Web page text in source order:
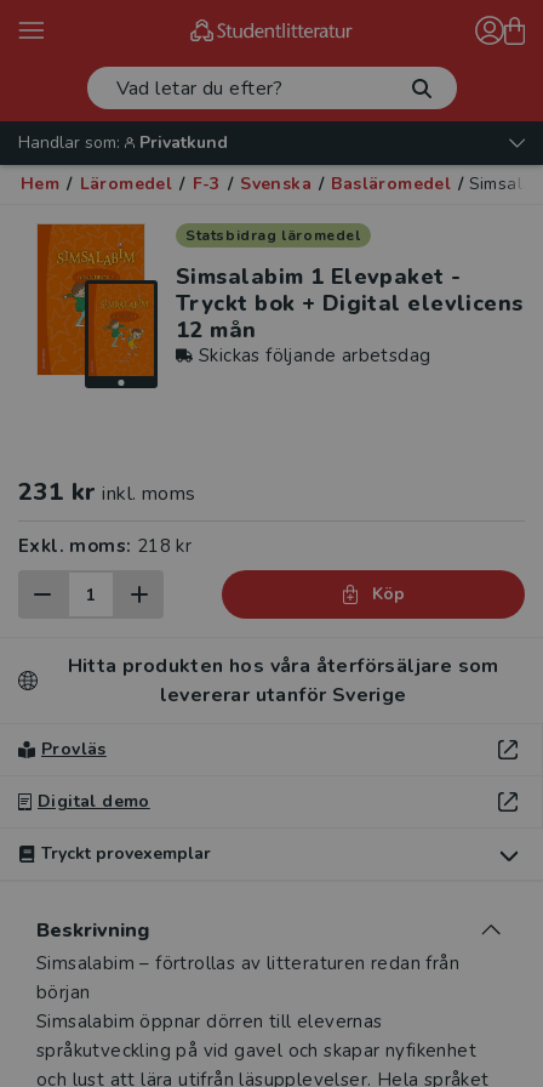
Handlar som:
Privatkund
Hem / Läromedel / F-3 / Svenska / Basläromedel /
Statsbidrag läromedel
Simsalabim 1 Elevpaket -
Tryckt bok + Digital elevlicens
12 mån
Skickas följande arbetsdag
231 kr inkl. moms
Exkl. moms: 218 kr
Köp
Hitta produkten hos våra återförsäljare som
levererar utanför Sverige
Provläs
Digital demo
Tryckt provexemplar
tryckt provexemplar av den här produkten.
Ett tryckt provexemplar ger dig möjlighet att i lugn och ro
utvärdera hur produkten passar in i din undervisning.
Observera att erbjudandet endast gäller relevanta
produkter för din undervisning (nivå och ämne) och dig
Beskrivning
Beskrivning
Simsalabim – förtrollas av litteraturen redan från
början
Simsalabim öppnar dörren till elevernas
språkutveckling på vid gavel och skapar nyfikenhet
och lust att lära utifrån läsupplevelser. Hela språket